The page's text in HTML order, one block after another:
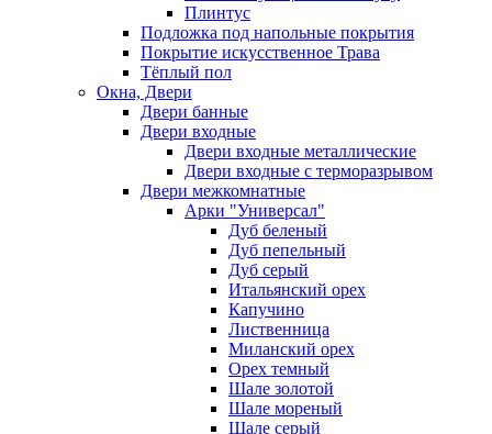
Плинтус
Подложка под напольные покрытия
Покрытие искусственное Трава
Тёплый пол
Окна, Двери
Двери банные
Двери входные
Двери входные металлические
Двери входные с терморазрывом
Двери межкомнатные
Арки "Универсал"
Дуб беленый
Дуб пепельный
Дуб серый
Итальянский орех
Капучино
Лиственница
Миланский орех
Орех темный
Шале золотой
Шале мореный
Шале серый